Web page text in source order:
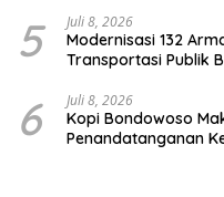
5 Juli 8, 2026
Modernisasi 132
Transportasi Publik
6 Juli 8, 2026
Kopi Bondowoso
Penandatanganan